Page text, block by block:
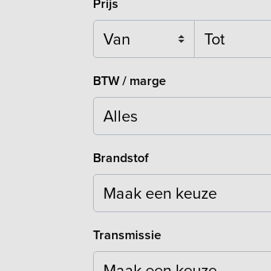
BTW / marge
Brandstof
Maak een keuze
Transmissie